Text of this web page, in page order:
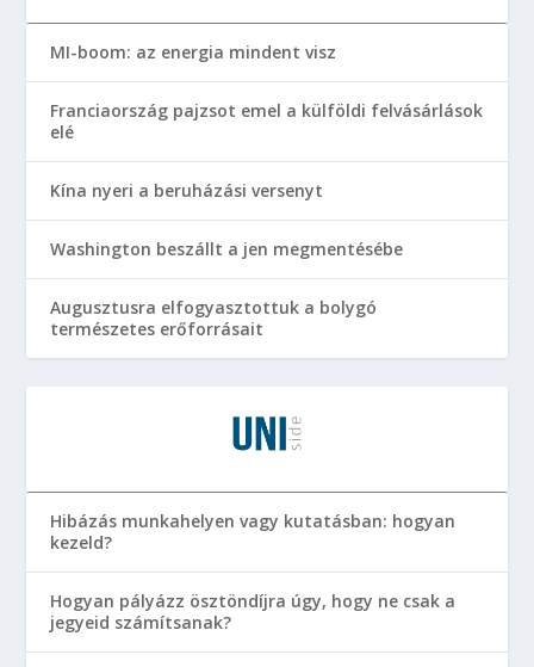
MI-boom: az energia mindent visz
Franciaország pajzsot emel a külföldi felvásárlások
elé
Kína nyeri a beruházási versenyt
Washington beszállt a jen megmentésébe
Augusztusra elfogyasztottuk a bolygó
természetes erőforrásait
Hibázás munkahelyen vagy kutatásban: hogyan
kezeld?
Hogyan pályázz ösztöndíjra úgy, hogy ne csak a
jegyeid számítsanak?